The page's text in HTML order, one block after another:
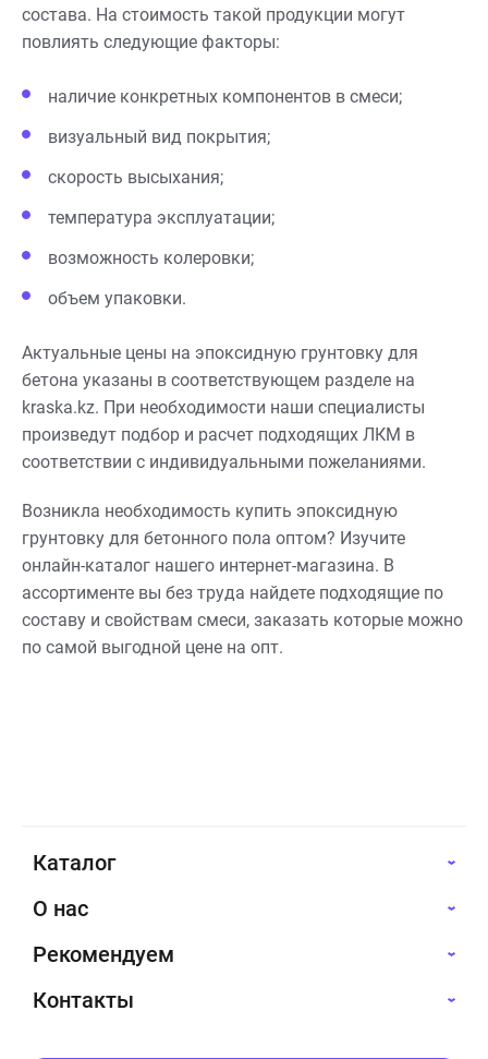
состава. На стоимость такой продукции могут
повлиять следующие факторы:
наличие конкретных компонентов в смеси;
визуальный вид покрытия;
скорость высыхания;
температура эксплуатации;
возможность колеровки;
объем упаковки.
Актуальные цены на эпоксидную грунтовку для
бетона указаны в соответствующем разделе на
kraska.kz. При необходимости наши специалисты
произведут подбор и расчет подходящих ЛКМ в
соответствии с индивидуальными пожеланиями.
Возникла необходимость купить эпоксидную
грунтовку для бетонного пола оптом? Изучите
онлайн-каталог нашего интернет-магазина. В
ассортименте вы без труда найдете подходящие по
составу и свойствам смеси, заказать которые можно
по самой выгодной цене на опт.
Каталог
О нас
Рекомендуем
Контакты